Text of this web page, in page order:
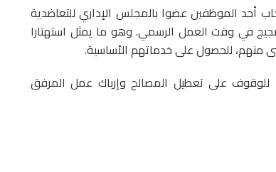
أحد الموظفين عضوا بالمجلس الإداري للتعاضدية
في وقت العمل الرسمي. وهو ما يمثل استهتارا
منهم، للحصول على خدماتهم الأساسية.
للوقوف على تعطيل المصالح وإرباك عمل المرفق